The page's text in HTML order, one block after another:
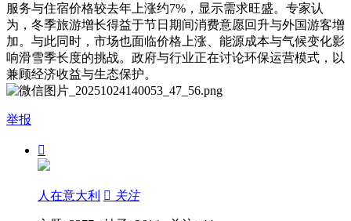
服务与住宿价格较去年上涨约7%，显示需求旺盛。专家认
为，冬季旅游增长得益于节日期间消费意愿回升与外国游客增
加。与此同时，市场也面临价格上涨、能源成本与气候变化影
响滑雪季长度的挑战。政府与行业正在讨论环保运营模式，以
兼顾经济收益与生态保护。
举报

人在意大利  关注